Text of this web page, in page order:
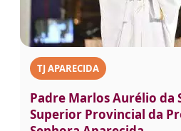
TJ APARECIDA
Padre Marlos Aurélio da
Superior Provincial da